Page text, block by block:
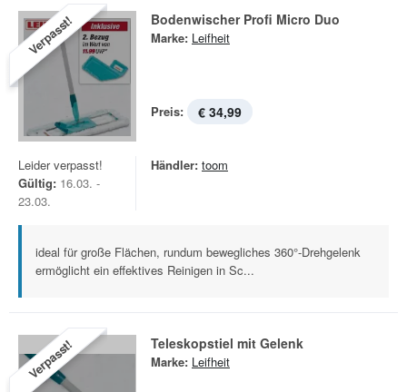
Verpasst! Bodenwischer Profi Micro Duo
Marke: Leifheit
Preis: € 34,99
Leider verpasst!
Gültig: 16.03. -
23.03.
Händler: toom
ideal für große Flächen, rundum bewegliches 360°-Drehgelenk
ermöglicht ein effektives Reinigen in Sc...
Verpasst! Teleskopstiel mit Gelenk
Marke: Leifheit